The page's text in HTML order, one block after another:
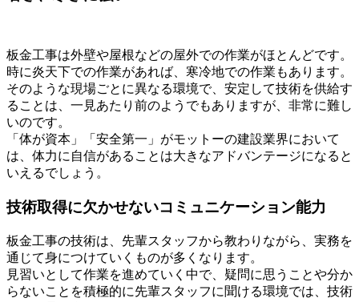
板金工事は外壁や屋根などの屋外での作業がほとんどです。
時に炎天下での作業があれば、寒冷地での作業もあります。
そのような現場ごとに異なる環境で、安定して技術を供給す
ることは、一見あたり前のようでもありますが、非常に難し
いのです。
「体が資本」「安全第一」がモットーの建設業界において
は、体力に自信があることは大きなアドバンテージになると
いえるでしょう。
技術取得に欠かせないコミュニケーション能力
板金工事の技術は、先輩スタッフから教わりながら、実務を
通じて身につけていくものが多くなります。
見習いとして作業を進めていく中で、疑問に思うことや分か
らないことを積極的に先輩スタッフに聞ける環境では、技術